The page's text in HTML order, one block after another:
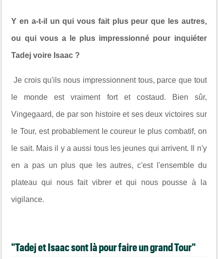
Y en a-t-il un qui vous fait plus peur que les autres,
ou qui vous a le plus impressionné pour inquiéter
Tadej voire Isaac ?
Je crois qu'ils nous impressionnent tous, parce que tout
le monde est vraiment fort et costaud. Bien sûr,
Vingegaard, de par son histoire et ses deux victoires sur
le Tour, est probablement le coureur le plus combatif, on
le sait. Mais il y a aussi tous les jeunes qui arrivent. Il n'y
en a pas un plus que les autres, c'est l'ensemble du
plateau qui nous fait vibrer et qui nous pousse à la
vigilance.
"Tadej et Isaac sont là pour faire un grand Tour"